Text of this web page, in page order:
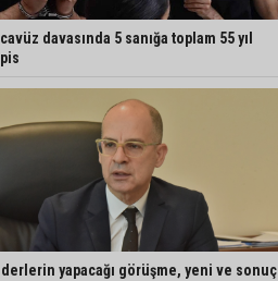
davasında 5 sanığa toplam 55 yıl
yapacağı görüşme, yeni ve sonuç